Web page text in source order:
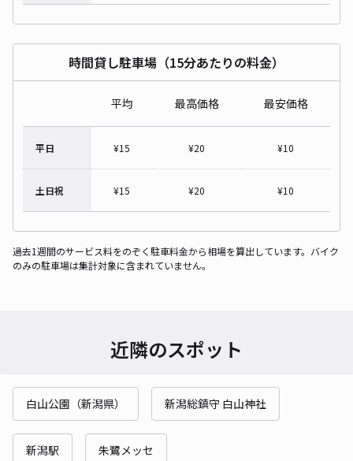
時間貸し駐車場（15分あたりの料金）
平均 最高価格 最安価格
平日 ¥15 ¥20 ¥10
土日祝 ¥15 ¥20 ¥10
過去1週間のサービス料をのぞく駐車料金から相場を算出しています。バイク
のみの駐車場は集計対象に含まれていません。
近隣のスポット
白山公園（新潟県） 新潟総鎮守 白山神社
新潟駅 朱鷺メッセ